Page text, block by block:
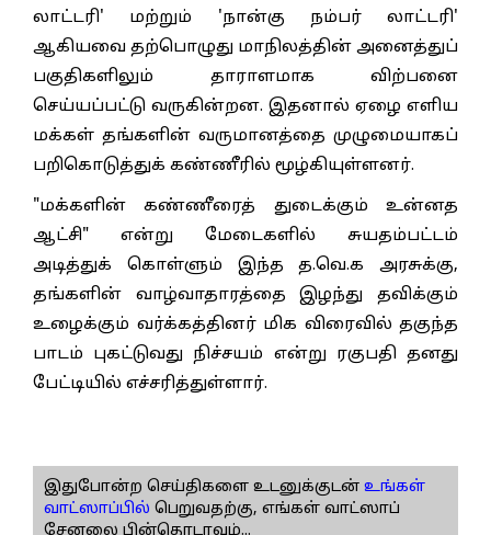
லாட்டரி' மற்றும் 'நான்கு நம்பர் லாட்டரி'
ஆகியவை தற்பொழுது மாநிலத்தின் அனைத்துப்
பகுதிகளிலும் தாராளமாக விற்பனை
செய்யப்பட்டு வருகின்றன. இதனால் ஏழை எளிய
மக்கள் தங்களின் வருமானத்தை முழுமையாகப்
பறிகொடுத்துக் கண்ணீரில் மூழ்கியுள்ளனர்.
"மக்களின் கண்ணீரைத் துடைக்கும் உன்னத
ஆட்சி" என்று மேடைகளில் சுயதம்பட்டம்
அடித்துக் கொள்ளும் இந்த த.வெ.க அரசுக்கு,
தங்களின் வாழ்வாதாரத்தை இழந்து தவிக்கும்
உழைக்கும் வர்க்கத்தினர் மிக விரைவில் தகுந்த
பாடம் புகட்டுவது நிச்சயம் என்று ரகுபதி தனது
பேட்டியில் எச்சரித்துள்ளார்.
இதுபோன்ற செய்திகளை உடனுக்குடன் உங்கள்
வாட்ஸாப்பில் பெறுவதற்கு, எங்கள் வாட்ஸாப்
சேனலை பின்தொடரவும்...